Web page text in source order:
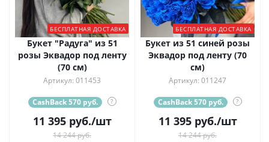
БЕСПЛАТНАЯ ДОСТАВКА
Букет "Радуга" из 51
розы Эквадор под ленту
(70 см)
Артикул: 011453
CashBack 570 руб. ?
11 395руб./шт
14 244 руб.
БЕСПЛАТНАЯ ДОСТАВКА
Букет из 51 синей розы
Эквадор под ленту (70
см)
Артикул: 011247
CashBack 570 руб. ?
11 395руб./шт
14 244 руб.